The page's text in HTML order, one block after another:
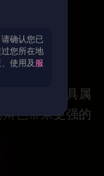
该神器兼具属
色带来更强的
确认您已
您所在地
、使用及 服